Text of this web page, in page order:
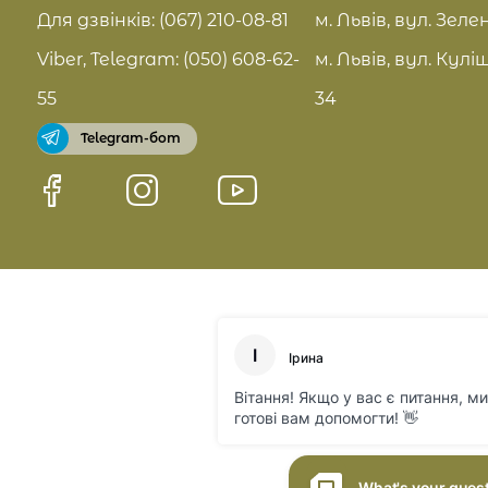
Pro Age догляд
Договір оферти
Для дзвінків: (067) 210-08-81
Viber, Telegram: (050) 608-62-
55
Telegram-бот
м. Львів, вул.
м. Львів, вул.
34